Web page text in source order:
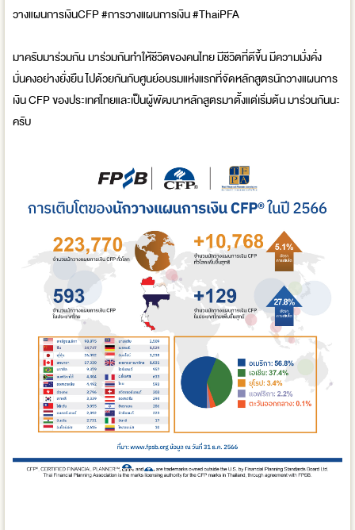
วางแผนการเงินCFP#การวางแผนการเงิน #ThaiPFA
มาครับมาร่วมกัน มาร่วมกันทำให้ชีวิตของคนไทย มีชีวิตที่ดีขึ้น มีความมั่งคั่ง
มั่นคงอย่างยั่งยืน ไปด้วยกันกับศูนย์อบรมแห่งแรกที่จัดหลักสูตรนักวางแผนการ
เงิน CFP ของประเทศไทยและเป็นผู้พัฒนาหลักสูตรมาตั้งแต่เริ่มต้น มาร่วนกันนะ
ครับ